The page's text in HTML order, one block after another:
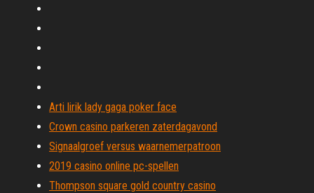
Arti lirik lady gaga poker face
Crown casino parkeren zaterdagavond
Signaalgroef versus waarnemerpatroon
2019 casino online pc-spellen
Thompson square gold country casino